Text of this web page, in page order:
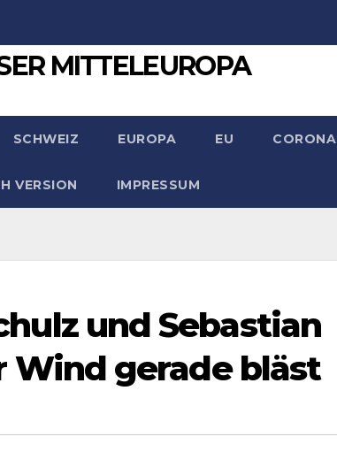
MITTELEUROPA
SCHWEIZ EUROPA EU CORONA
VERSION IMPRESSUM
und Sebastian
Wind gerade bläst